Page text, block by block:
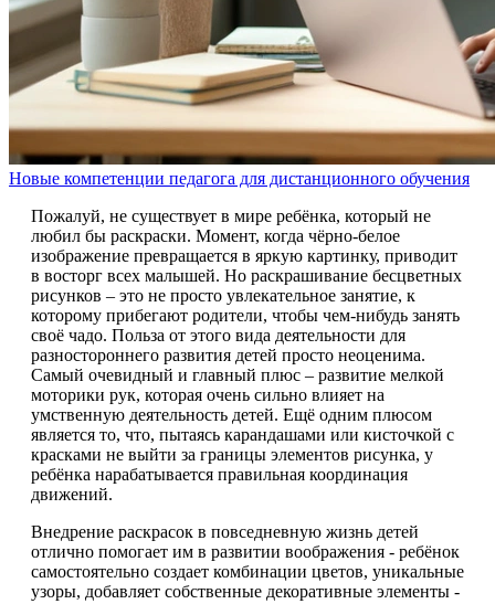
Новые компетенции педагога для дистанционного обучения
Пожалуй, не существует в мире ребёнка, который не
любил бы раскраски. Момент, когда чёрно-белое
изображение превращается в яркую картинку, приводит
в восторг всех малышей. Но раскрашивание бесцветных
рисунков – это не просто увлекательное занятие, к
которому прибегают родители, чтобы чем-нибудь занять
своё чадо. Польза от этого вида деятельности для
разностороннего развития детей просто неоценима.
Самый очевидный и главный плюс – развитие мелкой
моторики рук, которая очень сильно влияет на
умственную деятельность детей. Ещё одним плюсом
является то, что, пытаясь карандашами или кисточкой с
красками не выйти за границы элементов рисунка, у
ребёнка нарабатывается правильная координация
движений.
Внедрение раскрасок в повседневную жизнь детей
отлично помогает им в развитии воображения - ребёнок
самостоятельно создает комбинации цветов, уникальные
узоры, добавляет собственные декоративные элементы -